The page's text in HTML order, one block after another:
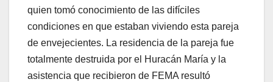
quien tomó conocimiento de las difíciles
condiciones en que estaban viviendo esta pareja
de envejecientes. La residencia de la pareja fue
totalmente destruida por el Huracán María y la
asistencia que recibieron de FEMA resultó